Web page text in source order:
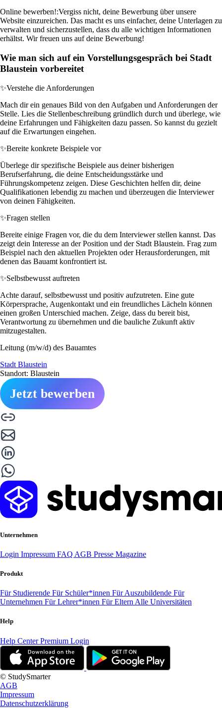
Online bewerben!:Vergiss nicht, deine Bewerbung über unsere
Website einzureichen. Das macht es uns einfacher, deine Unterlagen zu
verwalten und sicherzustellen, dass du alle wichtigen Informationen
erhältst. Wir freuen uns auf deine Bewerbung!
Wie man sich auf ein Vorstellungsgespräch bei Stadt
Blaustein vorbereitet
✨Verstehe die Anforderungen
Mach dir ein genaues Bild von den Aufgaben und Anforderungen der
Stelle. Lies die Stellenbeschreibung gründlich durch und überlege, wie
deine Erfahrungen und Fähigkeiten dazu passen. So kannst du gezielt
auf die Erwartungen eingehen.
✨Bereite konkrete Beispiele vor
Überlege dir spezifische Beispiele aus deiner bisherigen
Berufserfahrung, die deine Entscheidungsstärke und
Führungskompetenz zeigen. Diese Geschichten helfen dir, deine
Qualifikationen lebendig zu machen und überzeugen die Interviewer
von deinen Fähigkeiten.
✨Fragen stellen
Bereite einige Fragen vor, die du dem Interviewer stellen kannst. Das
zeigt dein Interesse an der Position und der Stadt Blaustein. Frag zum
Beispiel nach den aktuellen Projekten oder Herausforderungen, mit
denen das Bauamt konfrontiert ist.
✨Selbstbewusst auftreten
Achte darauf, selbstbewusst und positiv aufzutreten. Eine gute
Körpersprache, Augenkontakt und ein freundliches Lächeln können
einen großen Unterschied machen. Zeige, dass du bereit bist,
Verantwortung zu übernehmen und die bauliche Zukunft aktiv
mitzugestalten.
Leitung (m/w/d) des Bauamtes
Stadt Blaustein
Standort: Blaustein
Jetzt bewerben
Unternehmen
Login Impressum FAQ AGB Presse Magazine
Produkt
Für Studierende Für Schüler*innen Für Auszubildende Für
Unternehmen Für Lehrer*innen Für Eltern Alle Universitäten
Help
Help CenterPremium Login
© StudySmarter
AGB
Impressum
Datenschutzerklärung